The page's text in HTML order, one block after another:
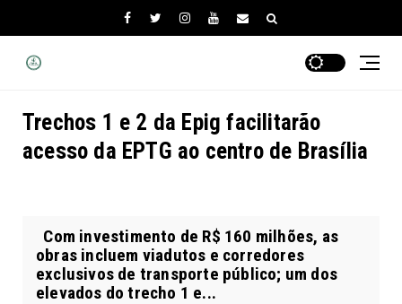
Trechos 1 e 2 da Epig facilitarão
acesso da EPTG ao centro de Brasília
Com investimento de R$ 160 milhões, as
obras incluem viadutos e corredores
exclusivos de transporte público; um dos
elevados do trecho 1 e...